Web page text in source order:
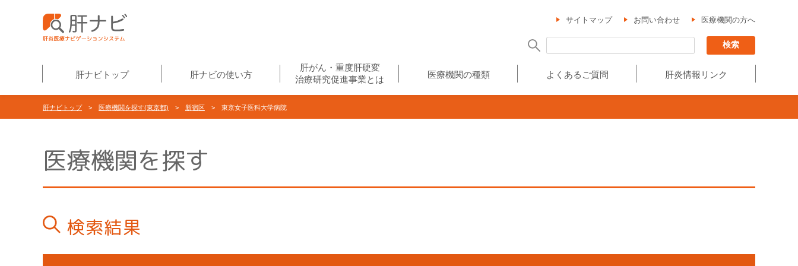
サイトマップ お問い合わせ 医療機関の方へ
肝ナビトップ 肝ナビの使い方
肝がん・重度肝硬変
治療研究促進事業とは
医療機関の種類 よくあるご質問 肝炎情報リンク
肝ナビトップ> 医療機関を探す(東京都) > 新宿区 > 東京女子医科大学病院
医療機関を探す
検索結果